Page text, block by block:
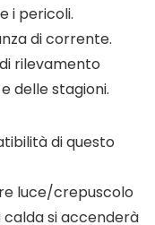
i pericoli.
di corrente.
rilevamento
delle stagioni.
di questo
luce/crepuscolo
si accenderà